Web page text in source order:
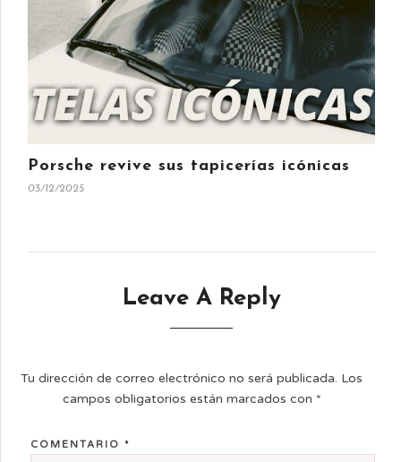
Porsche revive sus tapicerías icónicas
03/12/2025
Leave A Reply
Tu dirección de correo electrónico no será publicada. Los
campos obligatorios están marcados con *
COMENTARIO *